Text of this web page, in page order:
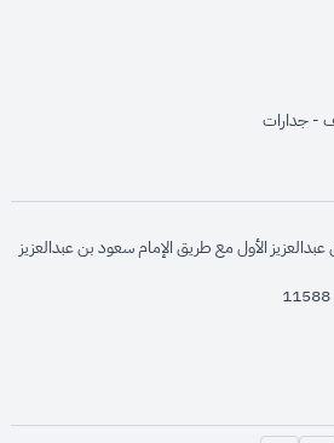
opens
opens
opens in
- جداراتopens in new window
الأول مع طريق الإمام سعود بن عبدالعزيز